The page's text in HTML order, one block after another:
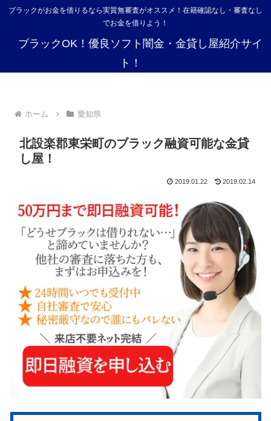
ブラックがお金を借りるなら実質無審査がオススメ！在籍確認なし・審査なし
でお金を借りよう！
ブラックOK！優良ソフト闇金・金貸し屋紹介サイ
ト！
ホーム 愛知県
北設楽郡東栄町のブラック融資可能な金貸
し屋！
2019.01.22 2019.02.14